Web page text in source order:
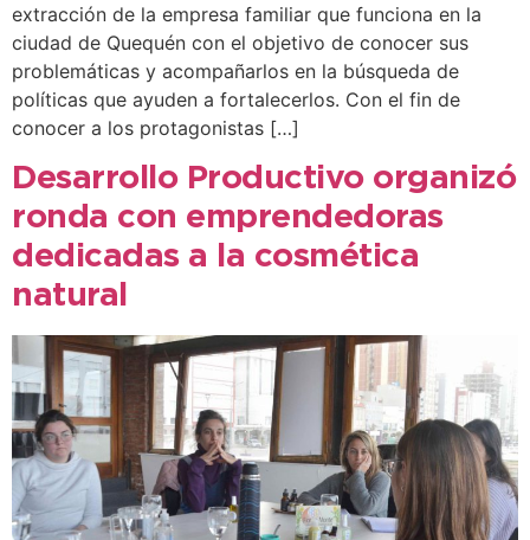
extracción de la empresa familiar que funciona en la
ciudad de Quequén con el objetivo de conocer sus
problemáticas y acompañarlos en la búsqueda de
políticas que ayuden a fortalecerlos. Con el fin de
conocer a los protagonistas […]
Desarrollo Productivo organizó
ronda con emprendedoras
dedicadas a la cosmética
natural